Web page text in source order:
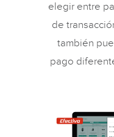
elegir entre
de
también
pago